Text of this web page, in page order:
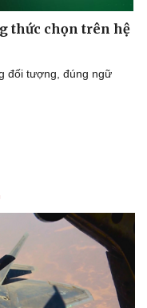
nghệ
thức chọn trên hệ
đối tượng, đúng ngữ